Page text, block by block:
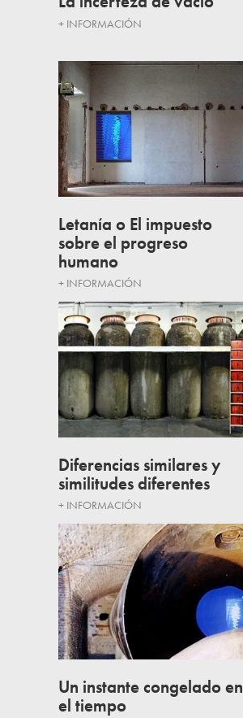
+ INFORMACIÓN
Letanía o El impuesto
sobre el progreso
humano
+ INFORMACIÓN
Diferencias similares y
similitudes diferentes
+ INFORMACIÓN
Un instante congelado en
el tiempo